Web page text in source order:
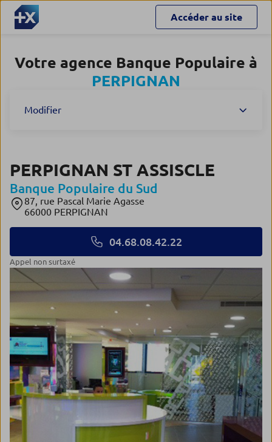
Accéder au site
Votre agence Banque Populaire à
PERPIGNAN
Modifier
PERPIGNAN ST ASSISCLE
Banque Populaire du Sud
87, rue Pascal Marie Agasse
66000 PERPIGNAN
04.68.08.42.22
Appel non surtaxé